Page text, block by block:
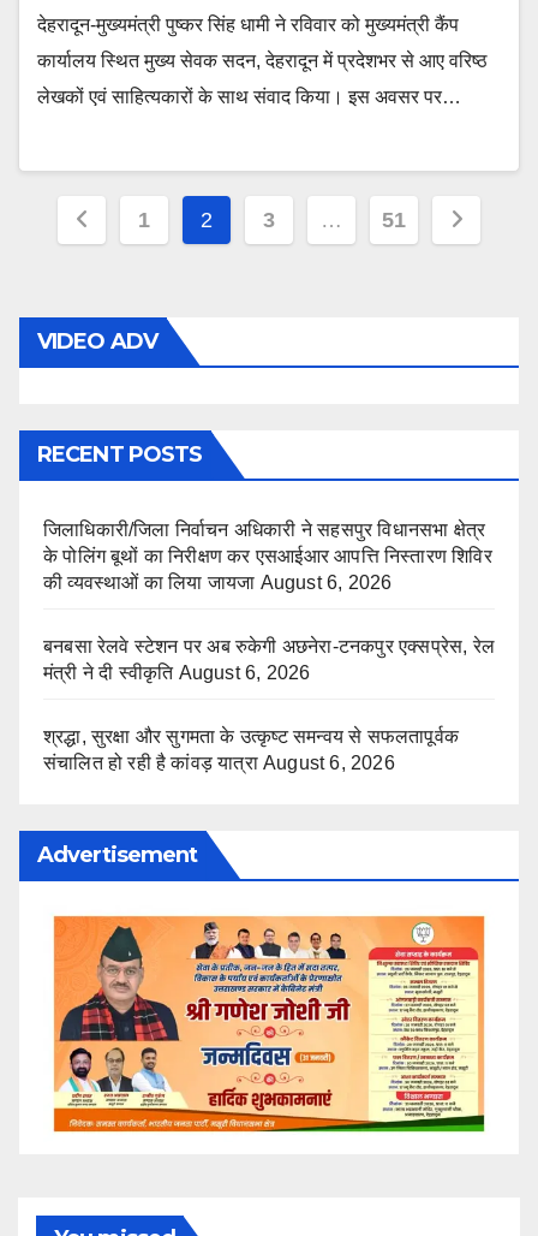
देहरादून-मुख्यमंत्री पुष्कर सिंह धामी ने रविवार को मुख्यमंत्री कैंप
कार्यालय स्थित मुख्य सेवक सदन, देहरादून में प्रदेशभर से आए वरिष्ठ
लेखकों एवं साहित्यकारों के साथ संवाद किया। इस अवसर पर…
Posts
1 2 3 … 51
VIDEO ADV
RECENT POSTS
जिलाधिकारी/जिला निर्वाचन अधिकारी ने सहसपुर विधानसभा क्षेत्र
के पोलिंग बूथों का निरीक्षण कर एसआईआर आपत्ति निस्तारण शिविर
की व्यवस्थाओं का लिया जायजा August 6, 2026
बनबसा रेलवे स्टेशन पर अब रुकेगी अछनेरा-टनकपुर एक्सप्रेस, रेल
मंत्री ने दी स्वीकृति August 6, 2026
श्रद्धा, सुरक्षा और सुगमता के उत्कृष्ट समन्वय से सफलतापूर्वक
संचालित हो रही है कांवड़ यात्रा August 6, 2026
Advertisement